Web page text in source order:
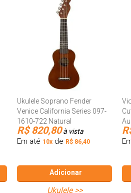
Ukulele Soprano Fender
Venice California Series 097-
1610-722 Natural
R$ 820,80à vista
Em até 10x de R$ 86,40
Adicionar
ukulele >>